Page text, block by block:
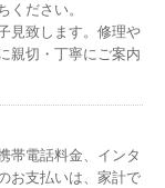
ください。
見致します。修理や
親切・丁寧にご案内
帯電話料金、インタ
お支払いは、家計で